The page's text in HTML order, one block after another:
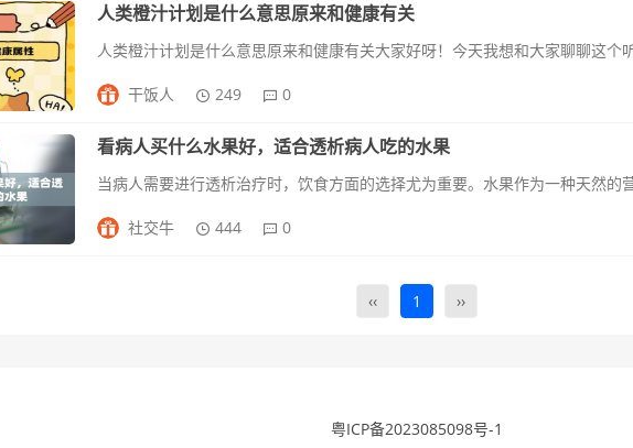
人类橙汁计划是什么意思原来和健康有关
干饭人 249 0
看病人买什么水果好，适合透析病人吃的水果
社交牛 444 0
‹‹ 1 ››
粤ICP备2023085098号-1